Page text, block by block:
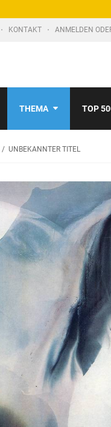
KONTAKT ANMELDEN
THEMA TOP
UNBEKANNTER TITEL